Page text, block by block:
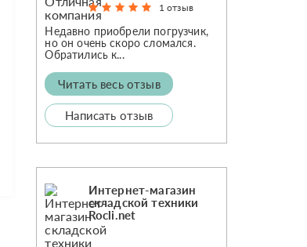
1 отзыв
Недавно приобрели погрузчик,
но он очень скоро сломался.
Обратились к...
Читать весь отзыв
Написать отзыв
Интернет-магазин
складской техники
Rocli.net